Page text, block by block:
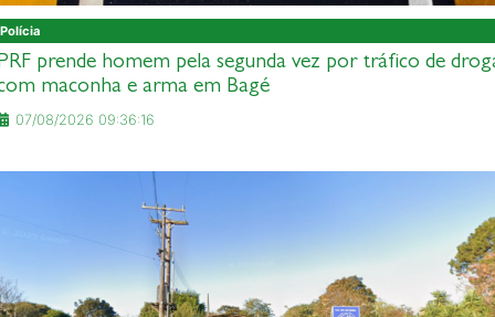
Polícia
prende homem pela segunda vez por tráfico de
maconha e arma em Bagé
07/08/2026 09:36:16